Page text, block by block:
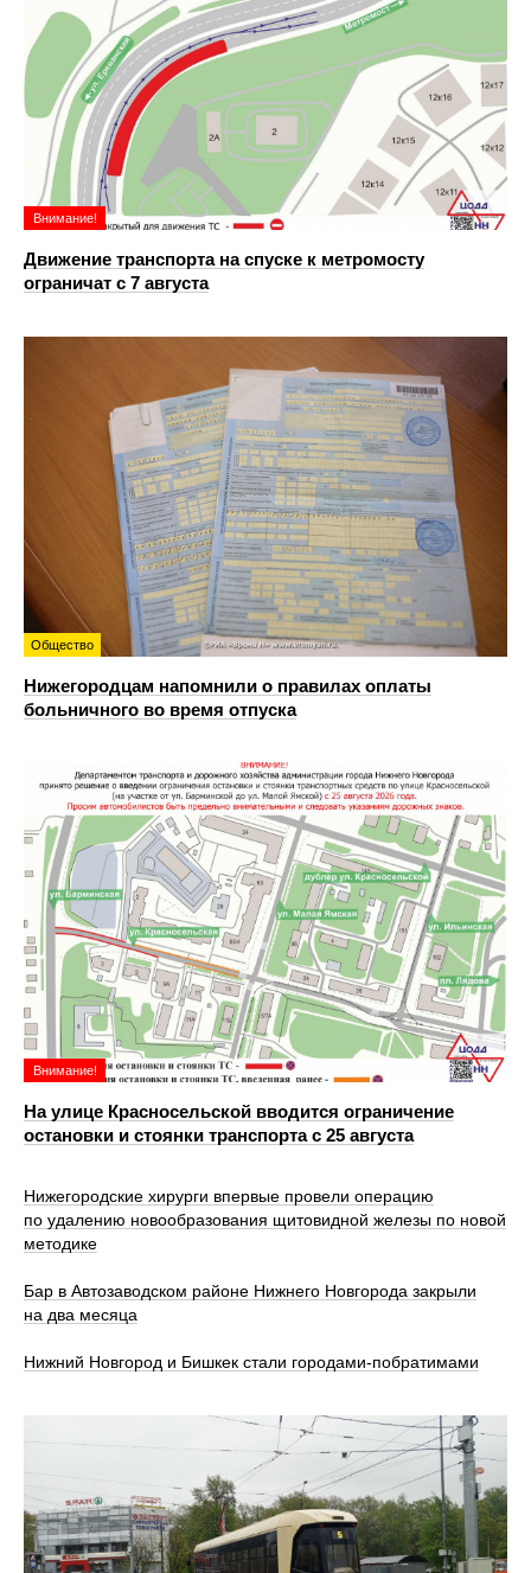
Внимание!
Движение транспорта на спуске к метромосту
ограничат с 7 августа
Общество
Нижегородцам напомнили о правилах оплаты
больничного во время отпуска
Внимание!
На улице Красносельской вводится ограничение
остановки и стоянки транспорта с 25 августа
Нижегородские хирурги впервые провели операцию
по удалению новообразования щитовидной железы по новой
методике
Бар в Автозаводском районе Нижнего Новгорода закрыли
на два месяца
Нижний Новгород и Бишкек стали городами-побратимами